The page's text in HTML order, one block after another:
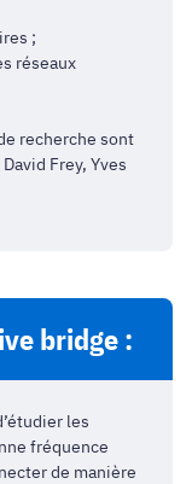
;
réseaux
recherche sont
Frey, Yves
bridge :
les
fréquence
de manière